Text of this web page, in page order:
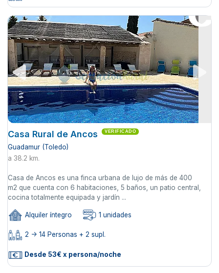
Casa Rural de Ancos VERIFICADO
Guadamur (Toledo)
a 38.2 km.
Casa de Ancos es una finca urbana de lujo de más de 400
m2 que cuenta con 6 habitaciones, 5 baños, un patio central,
cocina totalmente equipada y jardín ...
Alquiler íntegro 1 unidades
2 -> 14 Personas + 2 supl.
Desde 53€ x persona/noche